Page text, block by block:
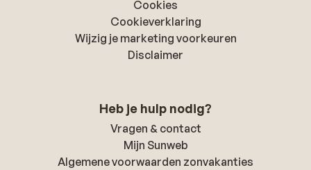
Cookies
Cookieverklaring
Wijzig je marketing voorkeuren
Disclaimer
Heb je hulp nodig?
Vragen & contact
Mijn Sunweb
Algemene voorwaarden zonvakanties